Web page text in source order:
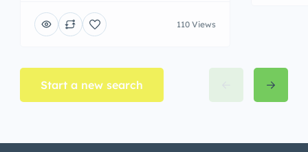
110 Views
Start a new search